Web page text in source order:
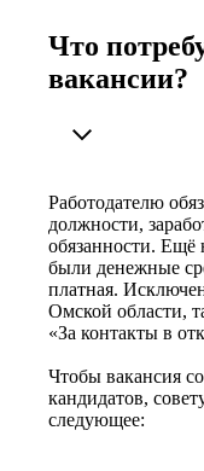
Что
вакансии?
Работодателю
должности,
обязанности. Ещё
были денежные
платная.
Омской области,
«За контакты в
Чтобы вакансия
кандидатов,
следующее: